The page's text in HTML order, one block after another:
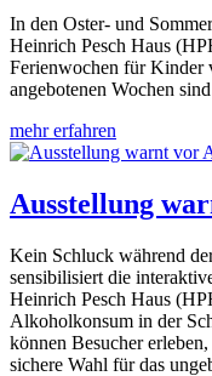
In den Oster- und
Heinrich Pesch Haus
Ferienwochen für Kinder
angebotenen Wochen
mehr erfahren
Ausstellung
Kein Schluck während
sensibilisiert die
Heinrich Pesch Haus
Alkoholkonsum in der
können Besucher
sichere Wahl für das